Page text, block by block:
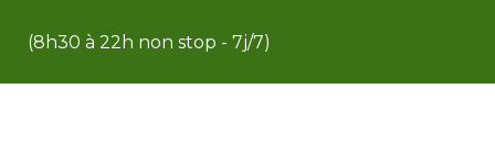
(8h30 à 22h non stop - 7j/7)